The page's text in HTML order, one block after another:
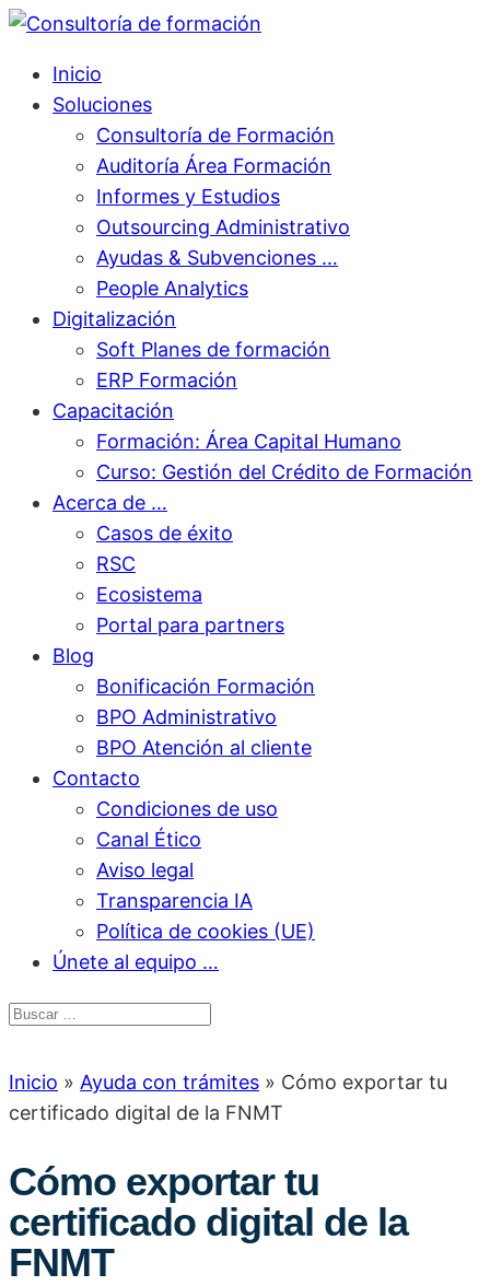
Inicio
Soluciones
Consultoría de Formación
Auditoría Área Formación
Informes y Estudios
Outsourcing Administrativo
Ayudas & Subvenciones …
People Analytics
Digitalización
Soft Planes de formación
ERP Formación
Capacitación
Formación: Área Capital Humano
Curso: Gestión del Crédito de Formación
Acerca de …
Casos de éxito
RSC
Ecosistema
Portal para partners
Blog
Bonificación Formación
BPO Administrativo
BPO Atención al cliente
Contacto
Condiciones de uso
Canal Ético
Aviso legal
Transparencia IA
Política de cookies (UE)
Únete al equipo …
Inicio » Ayuda con trámites » Cómo exportar tu
certificado digital de la FNMT
Cómo exportar tu
certificado digital de la
FNMT